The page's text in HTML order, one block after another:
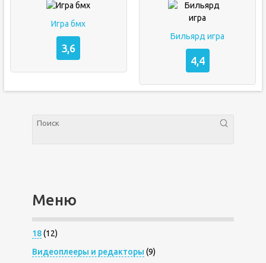
Игра бмх
3,6
Бильярд игра
4,4
Меню
18(12)
Видеоплееры и редакторы (9)